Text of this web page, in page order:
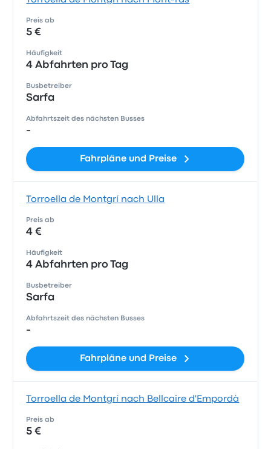
Preis ab
5 €
Häufigkeit
4 Abfahrten pro Tag
Busbetreiber
Sarfa
Abfahrtszeit des nächsten Busses
-
Fahrpläne und Preise
Torroella de Montgrí nach Ulla
Preis ab
4 €
Häufigkeit
4 Abfahrten pro Tag
Busbetreiber
Sarfa
Abfahrtszeit des nächsten Busses
-
Fahrpläne und Preise
Torroella de Montgrí nach Bellcaire d'Empordà
Preis ab
5 €